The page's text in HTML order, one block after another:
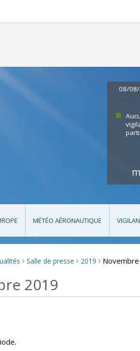
08/
MÉTÉO AÉRONAUTIQUE
> Salle de presse > 2019 > Novembre
2019